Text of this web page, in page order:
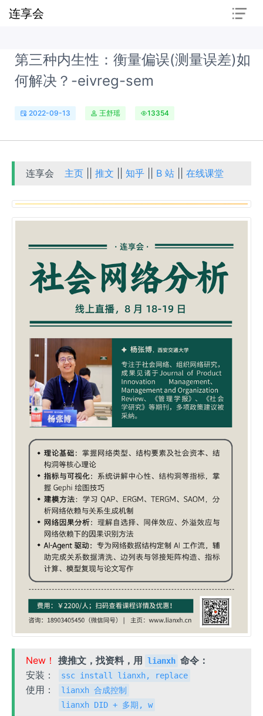
连享会
第三种内生性：衡量偏误(测量误差)如
何解决？-eivreg-sem
2022-09-13 王舒瑶 13354
连享会 主页 ||推文 ||知乎 B 站 ||在线课堂
New！ 搜推文，找资料，用 lianxh 命令：
安装：
ssc install lianxh, replace
使用：
lianxh 合成控制
lianxh DID + 多期, w